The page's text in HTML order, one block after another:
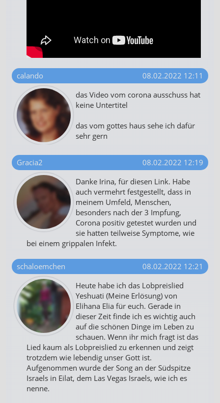
calando
08.02.2022 12:11
das Video vom corona ausschuss hat
keine Untertitel
das vom gottes haus sehe ich dafür
sehr gern
Gracia2
08.02.2022 12:19
Danke Irina, für diesen Link. Habe
auch vermehrt festgestellt, dass in
meinem Umfeld, Menschen,
besonders nach der 3 Impfung,
Corona positiv getestet wurden und
sie hatten teilweise Symptome, wie
bei einem grippalen Infekt.
schaloemchen
08.02.2022 12:21
Heute habe ich das Lobpreislied
Yeshuati (Meine Erlösung) von
Elihana Elia für euch. Gerade in
dieser Zeit finde ich es wichtig auch
auf die schönen Dinge im Leben zu
schauen. Wenn ihr mich fragt ist das
Lied kaum als Lobpreislied zu erkennen und zeigt
trotzdem wie lebendig unser Gott ist.
Aufgenommen wurde der Song an der Südspitze
Israels in Eilat, dem Las Vegas Israels, wie ich es
nenne.